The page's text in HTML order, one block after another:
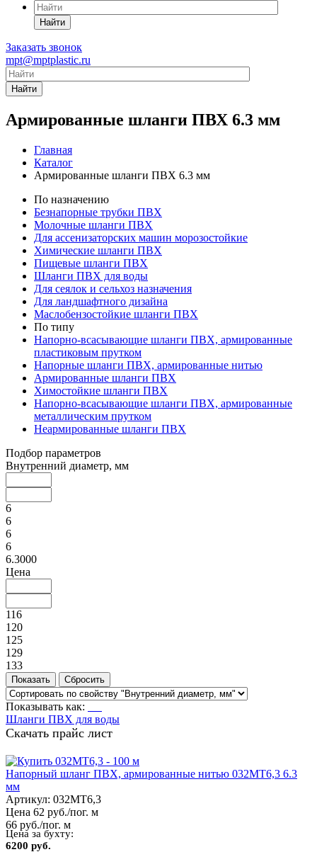
Найти
Заказать звонок
mpt@mptplastic.ru
Найти
Армированные шланги ПВХ 6.3 мм
Главная
Каталог
Армированные шланги ПВХ 6.3 мм
По назначению
Безнапорные трубки ПВХ
Молочные шланги ПВХ
Для ассенизаторских машин морозостойкие
Химические шланги ПВХ
Пищевые шланги ПВХ
Шланги ПВХ для воды
Для сеялок и сельхоз назначения
Для ландшафтного дизайна
Маслобензостойкие шланги ПВХ
По типу
Напорно-всасывающие шланги ПВХ, армированные
пластиковым прутком
Напорные шланги ПВХ, армированные нитью
Армированные шланги ПВХ
Химостойкие шланги ПВХ
Напорно-всасывающие шланги ПВХ, армированные
металлическим прутком
Неармированные шланги ПВХ
Подбор параметров
Внутренний диаметр, мм
6
6
6
6
6.3000
Цена
116
120
125
129
133
Показывать как:
Шланги ПВХ для воды
Скачать прайс лист
Напорный шланг ПВХ, армированные нитью 032МТ6,3 6.3
мм
Артикул: 032МТ6,3
Цена 62 руб./пог. м
66 руб./пог. м
Цена за бухту:
6200 руб.